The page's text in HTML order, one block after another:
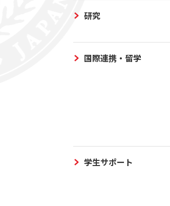
研究
国際連携・留学
学生サポート